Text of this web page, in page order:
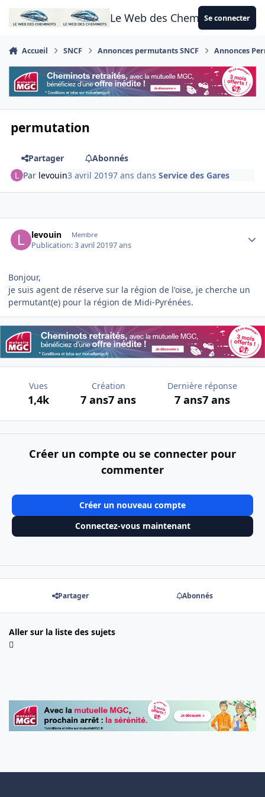
Aller au contenu
Le Web des CheminotsSe connecter
Accueil SNCF Annonces permutants SNCF Annonces
permutation
Partager
Abonnés
Par levouin3 avril 20197 ans dansService des Gares
levouin Membre
Publication:3 avril 20197 ans
Bonjour,
je suis agent de réserve sur la région de l'oise, je cherche un
permutant(e) pour la région de Midi-Pyrénées.
Vues
1,4k
Création
7 ans7 ans
Dernière réponse
7 ans7 ans
Créer un compte ou se connecter pour
commenter
Créer un nouveau compte
Connectez-vous maintenant
Partager Abonnés
Aller sur la liste des sujets